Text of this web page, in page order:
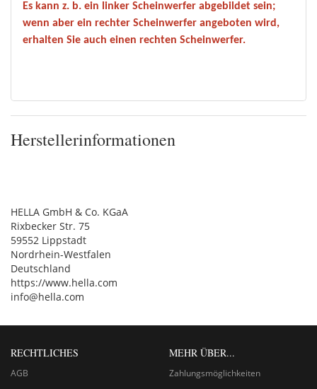
Es kann z. b. ein linker Scheinwerfer abgebildet sein;
wenn aber ein rechter Scheinwerfer angeboten wird,
erhalten Sie auch einen rechten Scheinwerfer.
Herstellerinformationen
HELLA GmbH & Co. KGaA
Rixbecker Str. 75
59552 Lippstadt
Nordrhein-Westfalen
Deutschland
https://www.hella.com
info@hella.com
RECHTLICHES
AGB
MEHR ÜBER...
Zahlungsmöglichkeiten